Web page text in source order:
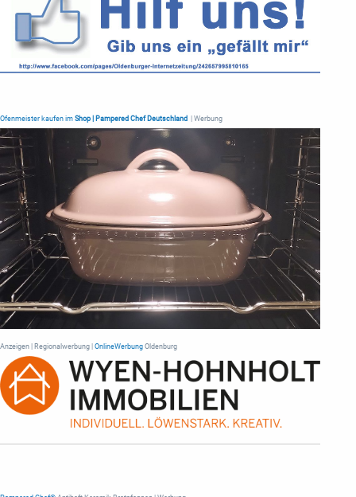
Ofenmeister kaufen im Shop | Pampered Chef Deutschland | Werbung
Anzeigen | Regionalwerbung | OnlineWerbung Oldenburg